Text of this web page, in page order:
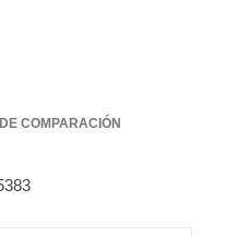
COMPARACIÓN